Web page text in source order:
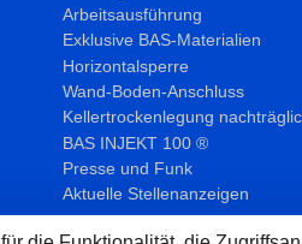
Arbeitsausführung
Exklusive BAS-Materialien
Horizontalsperre
Wand-Boden-Anschluss
Kellertrockenlegung
BAS INJEKT 100 ®
Presse und Funk
Aktuelle Stellen­anzeigen